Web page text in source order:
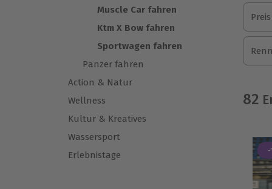
Muscle Car fahren
Ktm X Bow fahren
Sportwagen fahren
Panzer fahren
Action & Natur
Wellness
Kultur & Kreatives
Wassersport
Erlebnistage
Preis
82
-